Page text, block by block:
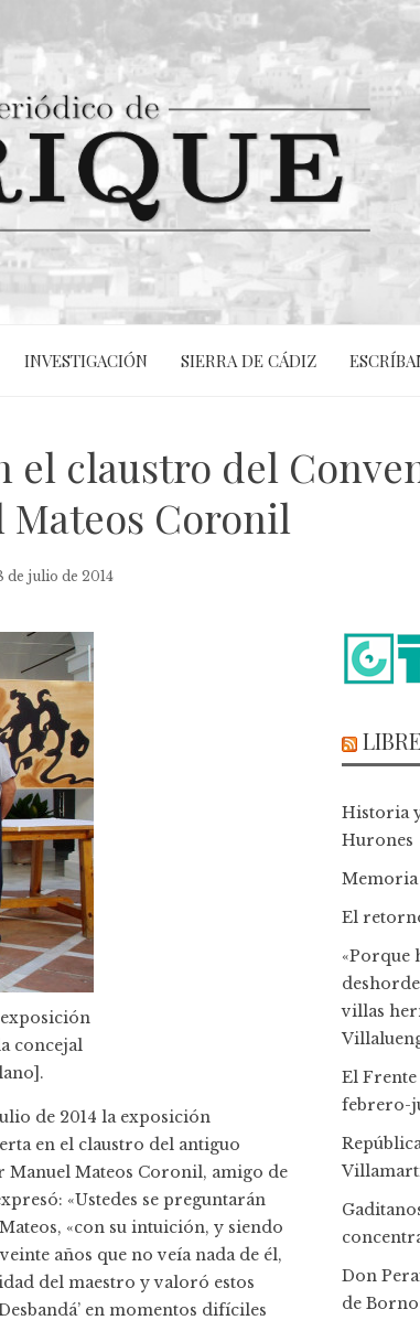
INVESTIGACIÓN SIERRA DE CÁDIZ
el claustro del
Mateos Coronil
de julio de 2014
concejal
de 2014 la exposición
en el claustro del antiguo
Manuel Mateos Coronil, amigo de
«Ustedes se preguntarán
«con su intuición, y siendo
años que no veía nada de él,
del maestro y valoró estos
en momentos difíciles
Historia
Hurones
Memoria
El
«Porque
villas
El
febrero-
Don
de